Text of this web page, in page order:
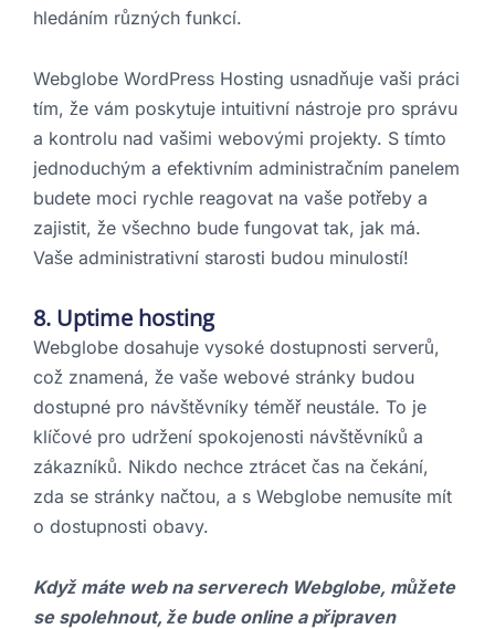
hledáním různých funkcí.
Webglobe WordPress Hosting usnadňuje vaši práci
tím, že vám poskytuje intuitivní nástroje pro správu
a kontrolu nad vašimi webovými projekty. S tímto
jednoduchým a efektivním administračním panelem
budete moci rychle reagovat na vaše potřeby a
zajistit, že všechno bude fungovat tak, jak má.
Vaše administrativní starosti budou minulostí!
8. Uptime hosting
Webglobe dosahuje vysoké dostupnosti serverů,
což znamená, že vaše webové stránky budou
dostupné pro návštěvníky téměř neustále. To je
klíčové pro udržení spokojenosti návštěvníků a
zákazníků. Nikdo nechce ztrácet čas na čekání,
zda se stránky načtou, a s Webglobe nemusíte mít
o dostupnosti obavy.
Když máte web na serverech Webglobe, můžete
se spolehnout, že bude online a připraven